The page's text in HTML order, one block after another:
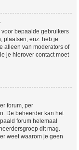
bepaalde gebruikers
plaatsen, enz. heb je
alleen van moderators of
je hierover contact moet
forum, per
De beheerder kan het
forum helemaal
dit mag.
weet waarom je geen